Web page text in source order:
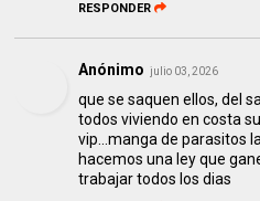
RESPONDER
Anónimo julio 03, 2026
que se saquen ellos, del
todos viviendo en costa
vip...manga de parasitos
hacemos una ley que
trabajar todos los dias